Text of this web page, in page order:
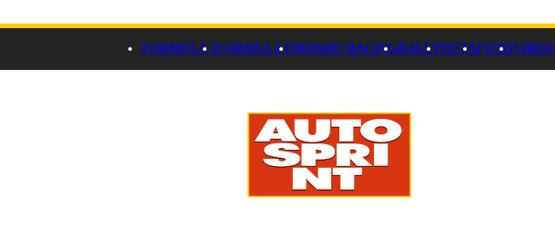
FORMULA 1FORMULA EMONDO RACINGRALLYPISTAFOTOVIDEO